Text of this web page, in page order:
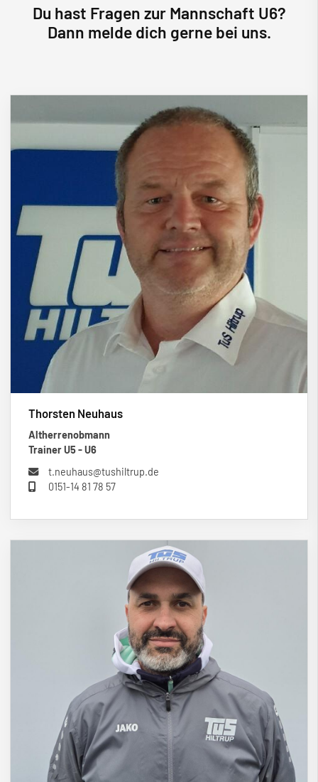
Du hast Fragen zur Mannschaft U6?
Dann melde dich gerne bei uns.
Thorsten Neuhaus
Altherrenobmann
Trainer U5 - U6
t.neuhaus@tushiltrup.de
0151-14 81 78 57